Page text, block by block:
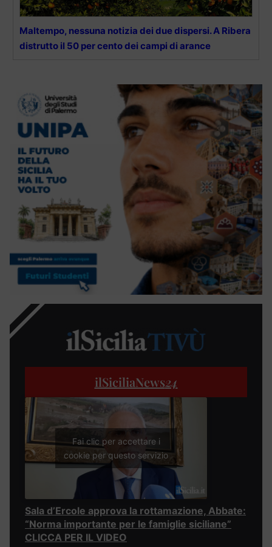
Maltempo, nessuna notizia dei due dispersi. A Ribera
distrutto il 50 per cento dei campi di arance
ilSiciliaNews24
Fai clic per accettare i
cookie per questo servizio
Sala d’Ercole approva la rottamazione, Abbate:
“Norma importante per le famiglie siciliane”
CLICCA PER IL VIDEO